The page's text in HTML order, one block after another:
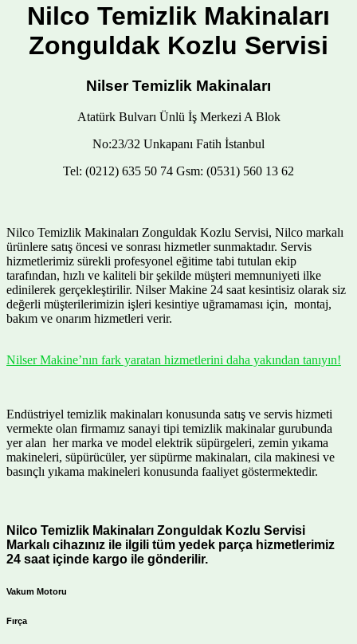
Nilco Temizlik Makinaları
Zonguldak Kozlu Servisi
Nilser Temizlik Makinaları
Atatürk Bulvarı Ünlü İş Merkezi A Blok
No:23/32 Unkapanı Fatih İstanbul
Tel: (0212) 635 50 74 Gsm: (0531) 560 13 62
Nilco Temizlik Makinaları Zonguldak Kozlu Servisi, Nilco markalı
ürünlere satış öncesi ve sonrası hizmetler sunmaktadır. Servis
hizmetlerimiz sürekli profesyonel eğitime tabi tutulan ekip
tarafından, hızlı ve kaliteli bir şekilde müşteri memnuniyeti ilke
edinilerek gerçekleştirilir. Nilser Makine 24 saat kesintisiz olarak siz
değerli müşterilerimizin işleri kesintiye uğramaması için, montaj,
bakım ve onarım hizmetleri verir.
Nilser Makine’nın fark yaratan hizmetlerini daha yakından tanıyın!
Endüstriyel temizlik makinaları konusunda satış ve servis hizmeti
vermekte olan firmamız sanayi tipi temizlik makinalar gurubunda
yer alan her marka ve model elektrik süpürgeleri, zemin yıkama
makineleri, süpürücüler, yer süpürme makinaları, cila makinesi ve
basınçlı yıkama makineleri konusunda faaliyet göstermektedir.
Nilco Temizlik Makinaları Zonguldak Kozlu Servisi
Markalı cihazınız ile ilgili tüm yedek parça hizmetlerimiz
24 saat içinde kargo ile gönderilir.
Vakum Motoru
Fırça